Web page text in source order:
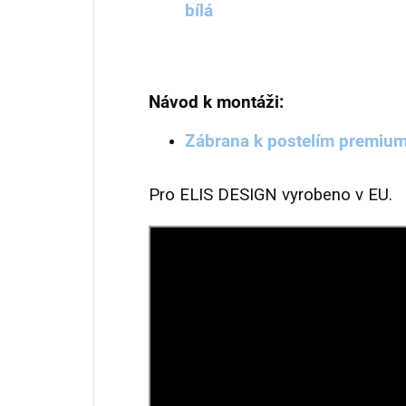
bílá
Návod k montáži:
Zábrana k postelím
Pro ELIS DESIGN vyrobeno v EU.